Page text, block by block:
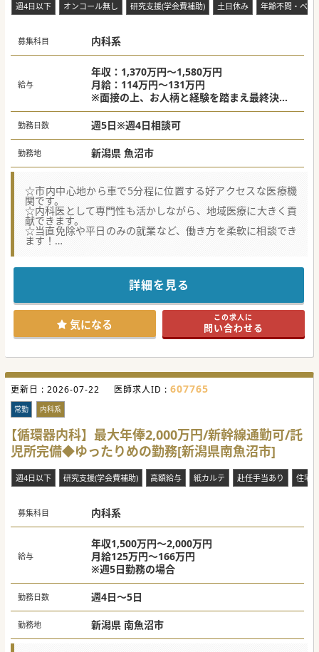
週4日以下 オンコール無し 研究支援(学会費補助) 土日休み 年齢不問・ベテ
募集科目 内科系
給与
年収：1,370万円～1,580万円
月給：114万円～131万円
※面接の上、お人柄と経験を踏まえ最終決定
※上記は週5日目安
※当直手当別途支給
勤務日数 週5日※週4日相談可
勤務地 新潟県 魚沼市
☆市内中心地から車で5分程に位置する好アクセスな医療機
関です。
☆内科医として専門性も活かしながら、地域医療に大きく貢
献できます。
☆当直免除や平日のみの就業など、働き方を柔軟に相談でき
ます！
症例が豊富で総合的な診療スキルを磨ける環境があります。
多職種間でのコミュニケーションが活発なため、困ったこと
や相談したいことがあれば、
部署や職種を超えて助け合える風土が根付いています。
また、魚沼市は豊かな自然に囲まれ、冬はスキーやスノーボ
ード、夏は登山やキャンプなど、アクティビティが盛んな地
域です。
仕事とプライベートのメリハリをつけながら、充実した生活
ぜひ一度お問い合わせくださいませ。
#秋入職可
詳細を見る
気になる この求人に
問い合わせる
更新日 : 2026-07-22 医師求人ID : 607765
常勤 内科系
【循環器内科】最大年俸2,000万円/新幹線通勤可/託
児所完備◆ゆったりめの勤務[新潟県南魚沼市]
週4日以下 研究支援(学会費補助) 高額給与 紙カルテ 赴任手当あり 住宅
募集科目 内科系
給与
年収1,500万円～2,000万円
月給125万円～166万円
※週5日勤務の場合
勤務日数 週4日～5日
勤務地 新潟県 南魚沼市